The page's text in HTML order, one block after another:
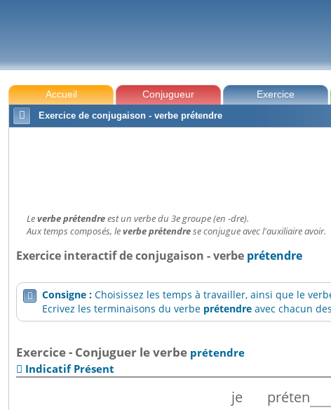
Accueil Conjugueur Exercice

Exercice de conjugaison - verbe prétendre
Leverbe prétendreest un verbe du 3e groupe (en -dre).
Aux temps composés, leverbe prétendrese conjugue avec l'auxiliaire avoir.
Exercice interactif de conjugaison - verbe prétendre
 Consigne :Choisissez les temps à travailler, ainsi que le
Ecrivez les terminaisons du verbe prétendre avec chacun
Exercice - Conjuguer le verbe prétendre
 Indicatif Présent
je
préten